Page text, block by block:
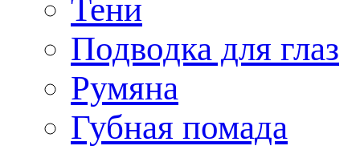
Тени
Подводка для глаз
Румяна
Губная помада